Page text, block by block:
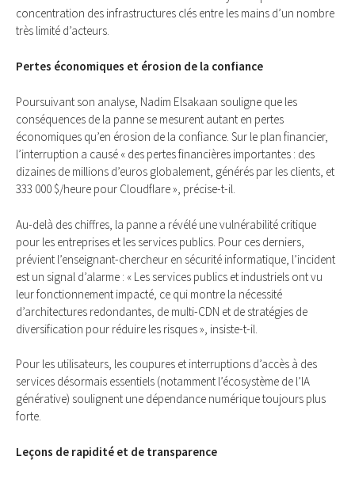
concentration des infrastructures clés entre les mains d’un nombre
très limité d’acteurs.
Pertes économiques et érosion de la confiance
Poursuivant son analyse, Nadim Elsakaan souligne que les
conséquences de la panne se mesurent autant en pertes
économiques qu’en érosion de la confiance. Sur le plan financier,
l’interruption a causé « des pertes financières importantes : des
dizaines de millions d’euros globalement, générés par les clients, et
333 000 $/heure pour Cloudflare », précise-t-il.
Au-delà des chiffres, la panne a révélé une vulnérabilité critique
pour les entreprises et les services publics. Pour ces derniers,
prévient l’enseignant-chercheur en sécurité informatique, l’incident
est un signal d’alarme : « Les services publics et industriels ont vu
leur fonctionnement impacté, ce qui montre la nécessité
d’architectures redondantes, de multi-CDN et de stratégies de
diversification pour réduire les risques », insiste-t-il.
Pour les utilisateurs, les coupures et interruptions d’accès à des
services désormais essentiels (notamment l’écosystème de l’IA
générative) soulignent une dépendance numérique toujours plus
forte.
Leçons de rapidité et de transparence